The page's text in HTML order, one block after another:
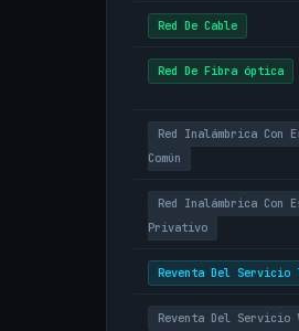
Red De Cable
Red De Fibra óptica
Red Inalámbrica Con
Común
Red Inalámbrica Con
Privativo
Reventa Del
Reventa Del Servicio